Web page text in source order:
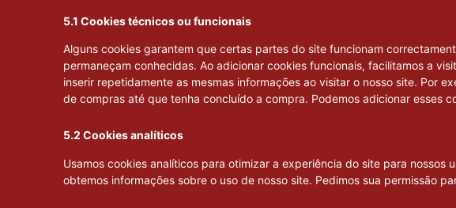
5.1 Cookies técnicos ou funcionais
Alguns cookies garantem que certas partes do site funcionam
permaneçam conhecidas. Ao adicionar cookies funcionais, facilitamos a
inserir repetidamente as mesmas informações ao visitar o nosso site. Por
de compras até que tenha concluído a compra. Podemos adicionar esses
5.2 Cookies analíticos
Usamos cookies analíticos para otimizar a experiência do site para nossos
obtemos informações sobre o uso de nosso site. Pedimos sua permissão